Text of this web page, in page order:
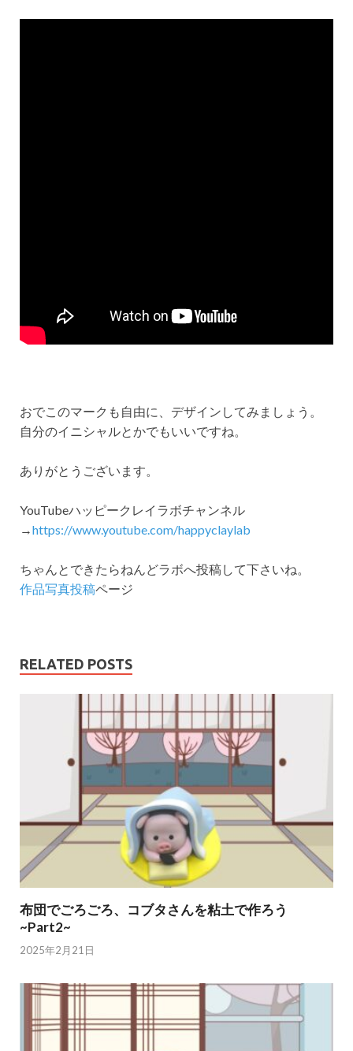
おでこのマークも自由に、デザインしてみましょう。
自分のイニシャルとかでもいいですね。
ありがとうございます。
YouTubeハッピークレイラボチャンネル
→https://www.youtube.com/happyclaylab
ちゃんとできたらねんどラボへ投稿して下さいね。
作品写真投稿ページ
RELATED POSTS
布団でごろごろ、コブタさんを粘土で作ろう
~Part2~
2025年2月21日